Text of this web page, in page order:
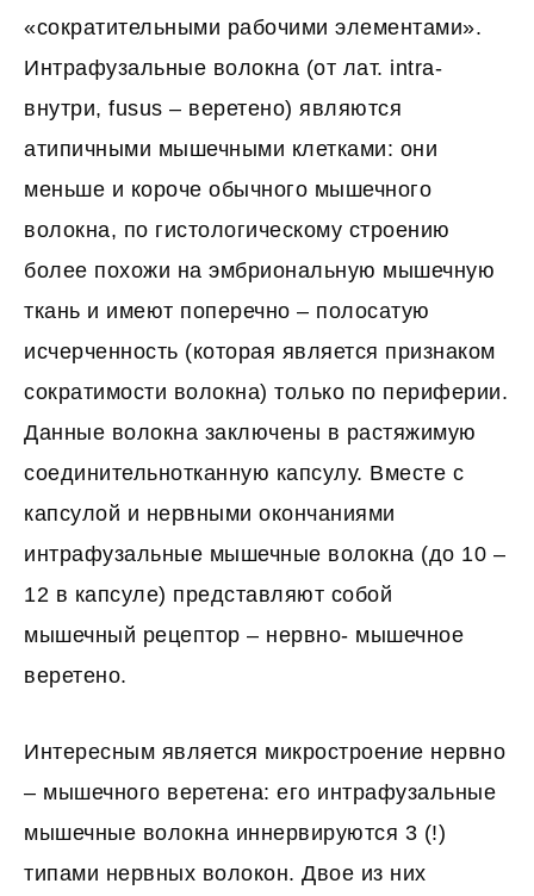
«сократительными рабочими элементами».
Интрафузальные волокна (от лат. intra-
внутри, fusus – веретено) являются
атипичными мышечными клетками: они
меньше и короче обычного мышечного
волокна, по гистологическому строению
более похожи на эмбриональную мышечную
ткань и имеют поперечно – полосатую
исчерченность (которая является признаком
сократимости волокна) только по периферии.
Данные волокна заключены в растяжимую
соединительнотканную капсулу. Вместе с
капсулой и нервными окончаниями
интрафузальные мышечные волокна (до 10 –
12 в капсуле) представляют собой
мышечный рецептор – нервно- мышечное
веретено.
Интересным является микростроение нервно
– мышечного веретена: его интрафузальные
мышечные волокна иннервируются 3 (!)
типами нервных волокон. Двое из них